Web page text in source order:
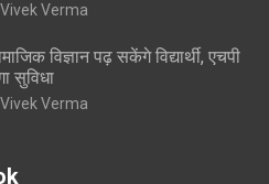
Vivek Verma
विज्ञान पढ़ सकेंगे विद्यार्थी, एचपी
सुविधा
Vivek Verma